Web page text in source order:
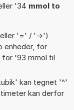
'34 mmol to
'=' / '->')
enheder, for
'93 mmol til
kan tegnet '^'
kan derfor